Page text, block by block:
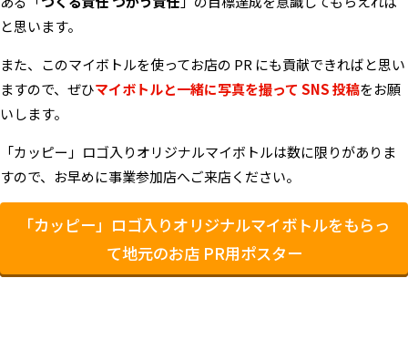
と思います。
また、このマイボトルを使ってお店の PR にも貢献できればと思い
ますので、ぜひマイボトルと一緒に写真を撮って SNS 投稿をお願
いします。
「カッピー」ロゴ入りオリジナルマイボトルは数に限りがありま
すので、お早めに事業参加店へご来店ください。
「カッピー」ロゴ入りオリジナルマイボトルをもらっ
て地元のお店 PR用ポスター